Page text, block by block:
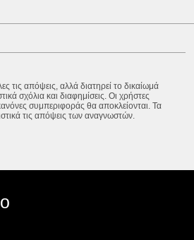
τις απόψεις, αλλά διατηρεί το δικαίωμά
σχόλια και διαφημίσεις. Οι χρήστες
συμπεριφοράς θα αποκλείονται. Τα
τις απόψεις των αναγνωστών.